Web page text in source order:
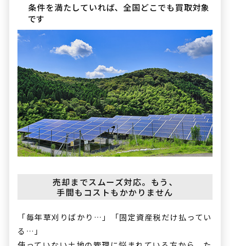
条件を満たしていれば、全国どこでも買取対象
です
売却までスムーズ対応。 もう、
手間もコストもかかりません
「毎年草刈りばかり…」「固定資産税だけ払ってい
る…」